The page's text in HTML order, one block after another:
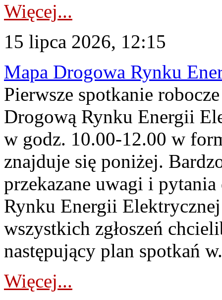
Więcej...
15 lipca 2026, 12:15
Mapa Drogowa Rynku
Pierwsze spotkanie
Drogową Rynku Energii
w godz. 10.00-12.00 w
znajduje się poniżej.
przekazane uwagi i
Rynku Energii
wszystkich zgłoszeń
następujący plan spotkań
Więcej...